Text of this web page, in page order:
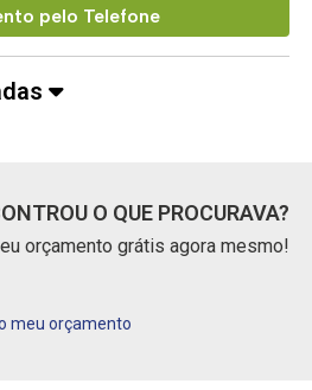
pelo Telefone
O QUE PROCURAVA?
orçamento grátis agora mesmo!
meu orçamento